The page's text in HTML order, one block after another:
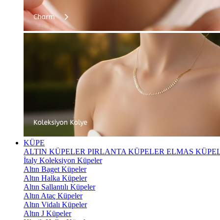
KÜPE
ALTIN KÜPELER PIRLANTA KÜPELER ELMAS
İtaly Koleksiyon Küpeler
Altın Baget Küpeler
Altın Halka Küpeler
Altın Sallantılı Küpeler
Altın Ataç Küpeler
Altın Vidalı Küpeler
Altın J Küpeler